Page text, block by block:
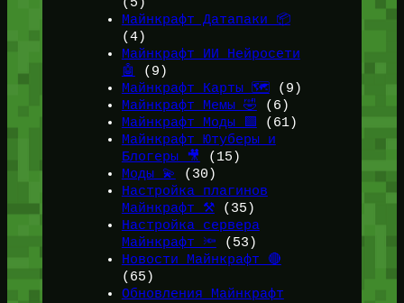
(5)
Майнкрафт Датапаки 📦
(4)
Майнкрафт ИИ Нейросети
🤖
(9)
Майнкрафт Карты 🗺️(9)
Майнкрафт Мемы 🤣 (6)
Майнкрафт Моды 🟩 (61)
Майнкрафт Ютуберы и
Блогеры 🎥
(15)
Моды 💫
(30)
Настройка плагинов
Майнкрафт ⚒️(35)
Настройка сервера
Майнкрафт 🔦 (53)
Новости Майнкрафт 🔴
(65)
Обновления Майнкрафт